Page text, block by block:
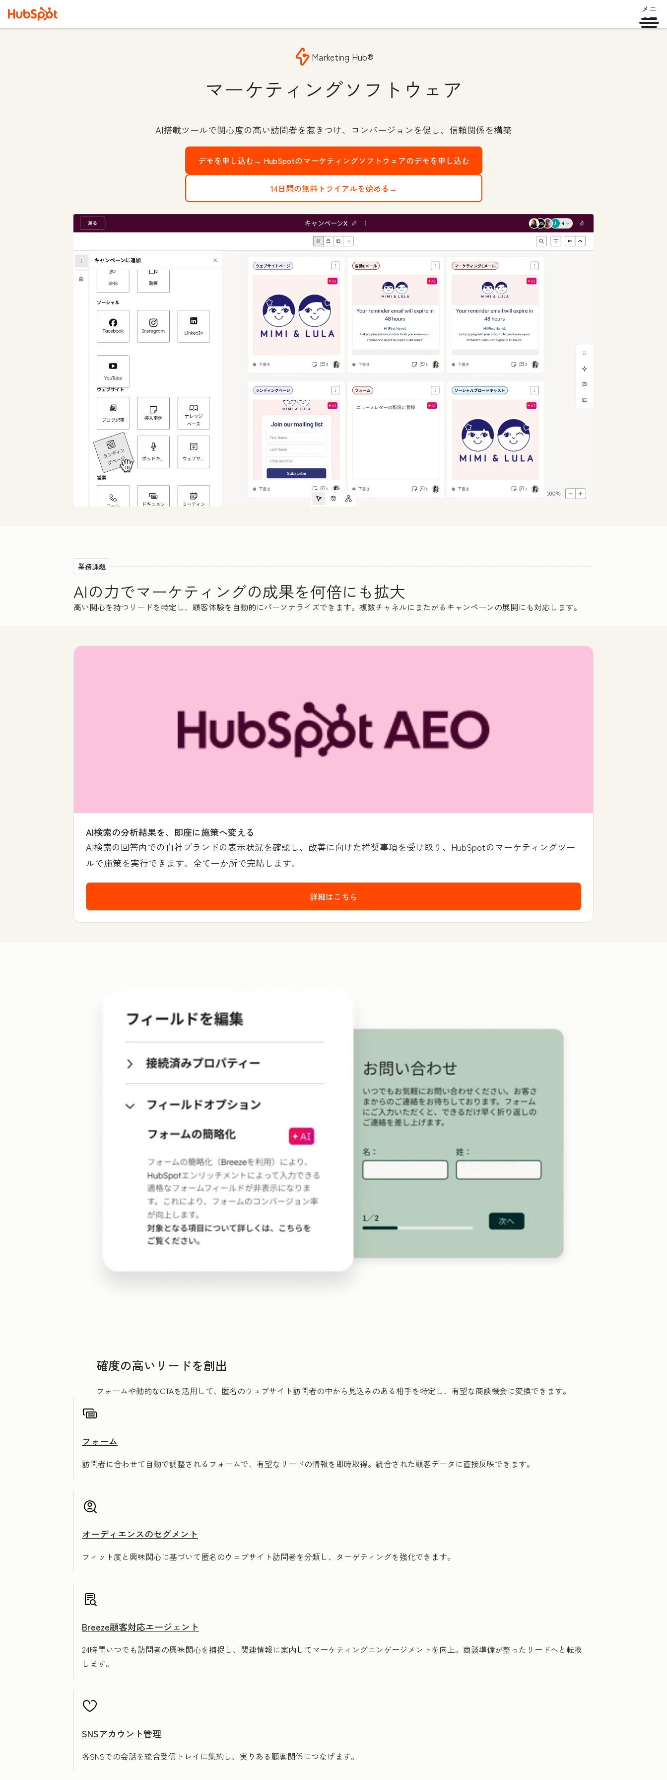
メニ
ュー
Marketing Hub®
マーケティングソフトウェア
AI搭載ツールで関心度の高い訪問者を惹きつけ、コンバージョンを促し、信頼関係を構築
デモを申し込む→ HubSpotのマーケティングソフトウェアのデモを申し込む
14日間の無料トライアルを始める→
業務課題
AIの力でマーケティングの成果を何倍にも拡大
高い関心を持つリードを特定し、顧客体験を自動的にパーソナライズできます。複数チャネルにまたがるキャンペーンの展開にも対応します。
AI検索の分析結果を、即座に施策へ変える
AI検索の回答内での自社ブランドの表示状況を確認し、改善に向けた推奨事項を受け取り、HubSpotのマーケティングツー
ルで施策を実行できます。全て一か所で完結します。
詳細はこちら
確度の高いリードを創出
フォームや動的なCTAを活用して、匿名のウェブサイト訪問者の中から見込みのある相手を特定し、有望な商談機会に変換できます。
フォーム
訪問者に合わせて自動で調整されるフォームで、有望なリードの情報を即時取得。統合された顧客データに直接反映できます。
オーディエンスのセグメント
フィット度と興味関心に基づいて匿名のウェブサイト訪問者を分類し、ターゲティングを強化できます。
Breeze顧客対応エージェント
24時間いつでも訪問者の興味関心を捕捉し、関連情報に案内してマーケティングエンゲージメントを向上。商談準備が整ったリードへと転換
します。
SNSアカウント管理
各SNSでの会話を統合受信トレイに集約し、実りある顧客関係につなげます。